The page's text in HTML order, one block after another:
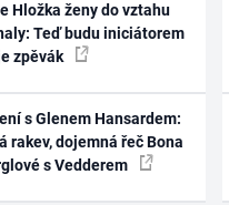
Hložka ženy do vztahu
Teď budu iniciátorem
zpěvák
s Glenem Hansardem:
rakev, dojemná řeč Bona
s Vedderem